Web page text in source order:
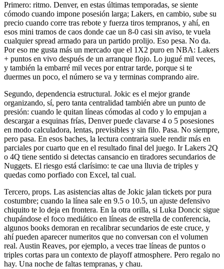
Primero: ritmo. Denver, en estas últimas temporadas, se siente
cómodo cuando impone posesión larga; Lakers, en cambio, sube su
precio cuando corre tras rebote y fuerza tiros tempranos, y ahí, en
esos mini tramos de caos donde cae un 8-0 casi sin aviso, te vuela
cualquier spread armado para un partido prolijo. Eso pesa. No da.
Por eso me gusta más un mercado que el 1X2 puro en NBA: Lakers
+ puntos en vivo después de un arranque flojo. Lo jugué mil veces,
y también la embarré mil veces por entrar tarde, porque si te
duermes un poco, el número se va y terminas comprando aire.
Segundo, dependencia estructural. Jokic es el mejor grande
organizando, sí, pero tanta centralidad también abre un punto de
presión: cuando le quitan líneas cómodas al codo y lo empujan a
descargar a esquinas frías, Denver puede clavarse 4 o 5 posesiones
en modo calculadora, lentas, previsibles y sin filo. Pasa. No siempre,
pero pasa. En esos baches, la lectura contraria suele rendir más en
parciales por cuarto que en el resultado final del juego. Ir Lakers 2Q
o 4Q tiene sentido si detectas cansancio en tiradores secundarios de
Nuggets. El riesgo está clarísimo: te cae una lluvia de triples y
quedas como porfiado con Excel, tal cual.
Tercero, props. Las asistencias altas de Jokic jalan tickets por pura
costumbre; cuando la línea sale en 9.5 o 10.5, un ajuste defensivo
chiquito te lo deja en frontera. En la otra orilla, si Luka Doncic sigue
chupándose el foco mediático en líneas de estrella de conferencia,
algunos books demoran en recalibrar secundarios de este cruce, y
ahí pueden aparecer numeritos que no conversan con el volumen
real. Austin Reaves, por ejemplo, a veces trae líneas de puntos o
triples cortas para un contexto de playoff atmosphere. Pero regalo no
hay. Una noche de faltas tempranas, y chau.